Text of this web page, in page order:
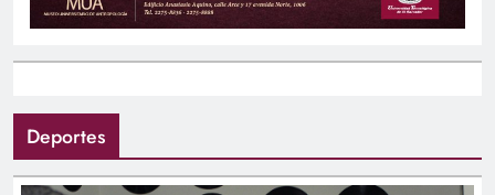
Deportes